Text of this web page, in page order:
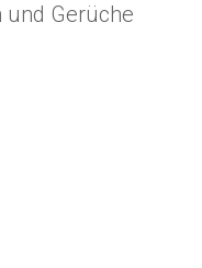
und Gerüche